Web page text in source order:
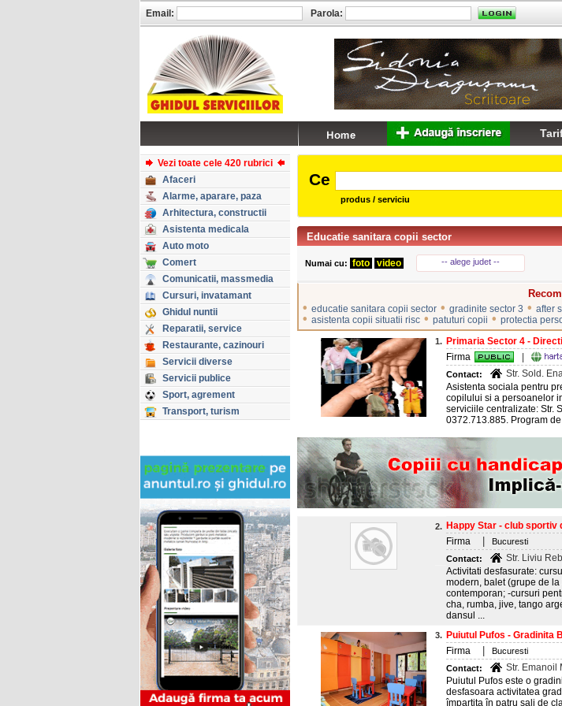
Vezi toate cele 420 rubrici
Afaceri
Alarme, aparare, paza
Arhitectura, constructii
Asistenta medicala
Auto moto
Comert
Comunicatii, massmedia
Cursuri, invatamant
Ghidul nuntii
Reparatii, service
Restaurante, cazinouri
Servicii diverse
Servicii publice
Sport, agrement
Transport, turism
Ce
produs / serviciu
Educatie sanitara copii sector
Numai cu: foto video -- alege judet --
• educatie sanitara copii sector • gradinite sector 3 • after
• asistenta copii situatii risc • patuturi copii • protectia
1. Primaria Sector 4 -
Firma
Contact:
Str. Sold.
Asistenta sociala pentru
copilului si a persoanelor
serviciile centralizate: Str.
0372.713.885. Program
2. Happy Star - club
Firma
Bucuresti
Contact:
Str. Liviu
Activitati desfasurate:
modern, balet (grupe de
contemporan; -cursuri
cha, rumba, jive, tango
dansul ...
3. Puiutul Pufos - Gradinita
Firma
Bucuresti
Contact:
Str. Emanoil
Puiutul Pufos este o
desfasoara activitatea
împartita în patru sali de
Email: Parola: